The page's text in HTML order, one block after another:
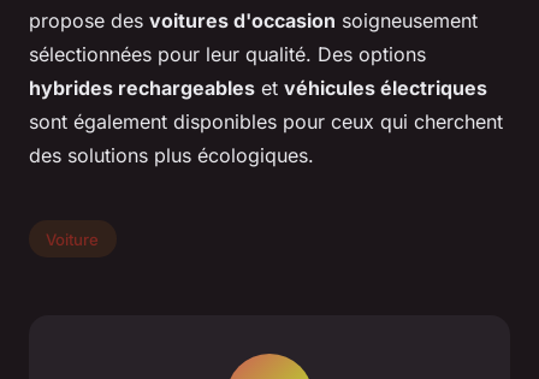
propose des voitures d'occasion soigneusement
sélectionnées pour leur qualité. Des options
hybrides rechargeables et véhicules électriques
sont également disponibles pour ceux qui cherchent
des solutions plus écologiques.
Voiture